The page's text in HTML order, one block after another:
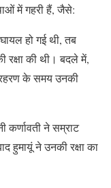
में गहरी हैं, जैसे:
हो गई थी, तब
रक्षा की थी। बदले में,
के समय उनकी
कर्णावती ने सम्राट
हुमायूं ने उनकी रक्षा का